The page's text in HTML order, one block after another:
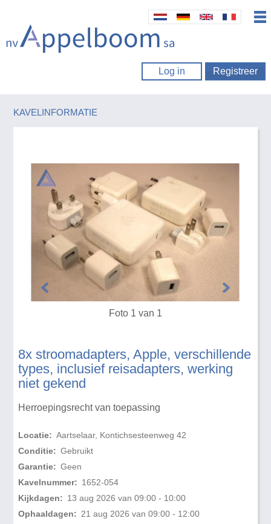
Log in Registreer
KAVELINFORMATIE
8x stroomadapters, Apple, verschillende
types, inclusief reisadapters, werking
niet gekend
Herroepingsrecht van toepassing
Locatie: Aartselaar, Kontichsesteenweg 42
Conditie: Gebruikt
Garantie: Geen
Kavelnummer: 1652-054
Kijkdagen: 13 aug 2026 van 09:00 - 10:00
Ophaaldagen: 21 aug 2026 van 09:00 - 12:00
Foto 1 van 1